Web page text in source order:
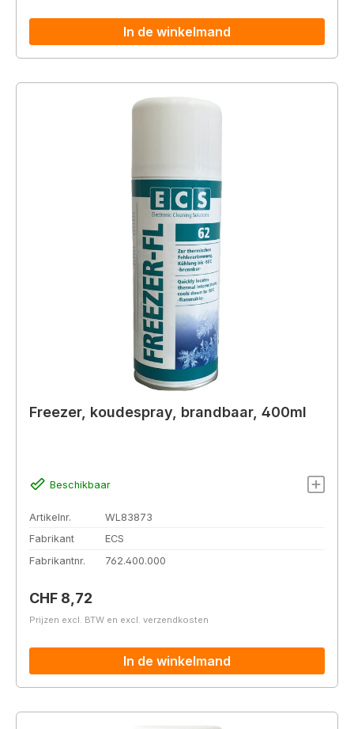
In de winkelmand
Freezer, koudespray, brandbaar, 400ml
Beschikbaar
Artikelnr.
WL83873
Fabrikant
ECS
Fabrikantnr.
762.400.000
Normale prijs:
CHF 8,72
Prijzen excl. BTW en excl. verzendkosten
In de winkelmand